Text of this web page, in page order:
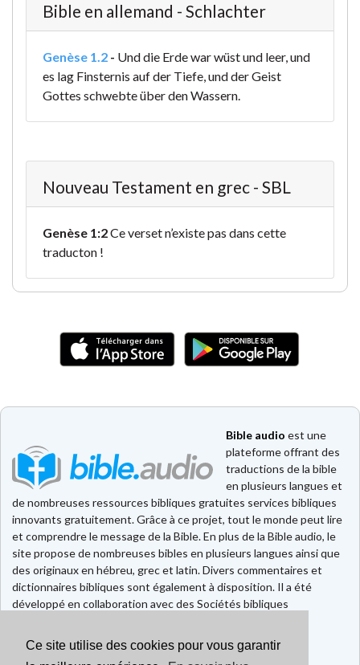
Ce site utilise des cookies pour vous garantir
Bible en allemand - Schlachter
Genèse 1.2 - Und die Erde war wüst und leer, und
es lag Finsternis auf der Tiefe, und der Geist
Gottes schwebte über den Wassern.
Nouveau Testament en grec - SBL
Genèse 1:2Ce verset n’existe pas dans cette
traducton !
Bible audio est une
plateforme offrant des
traductions de la bible
en plusieurs langues et
de nombreuses ressources bibliques gratuites services bibliques
innovants gratuitement. Grâce à ce projet, tout le monde peut lire
et comprendre le message de la Bible. En plus de la Bible audio, le
site propose de nombreuses bibles en plusieurs langues ainsi que
des originaux en hébreu, grec et latin. Divers commentaires et
dictionnaires bibliques sont également à disposition. Il a été
développé en collaboration avec des Sociétés bibliques
Faire un don